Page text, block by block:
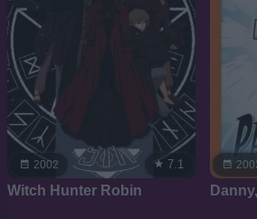
2002 7.1
Witch Hunter Robin